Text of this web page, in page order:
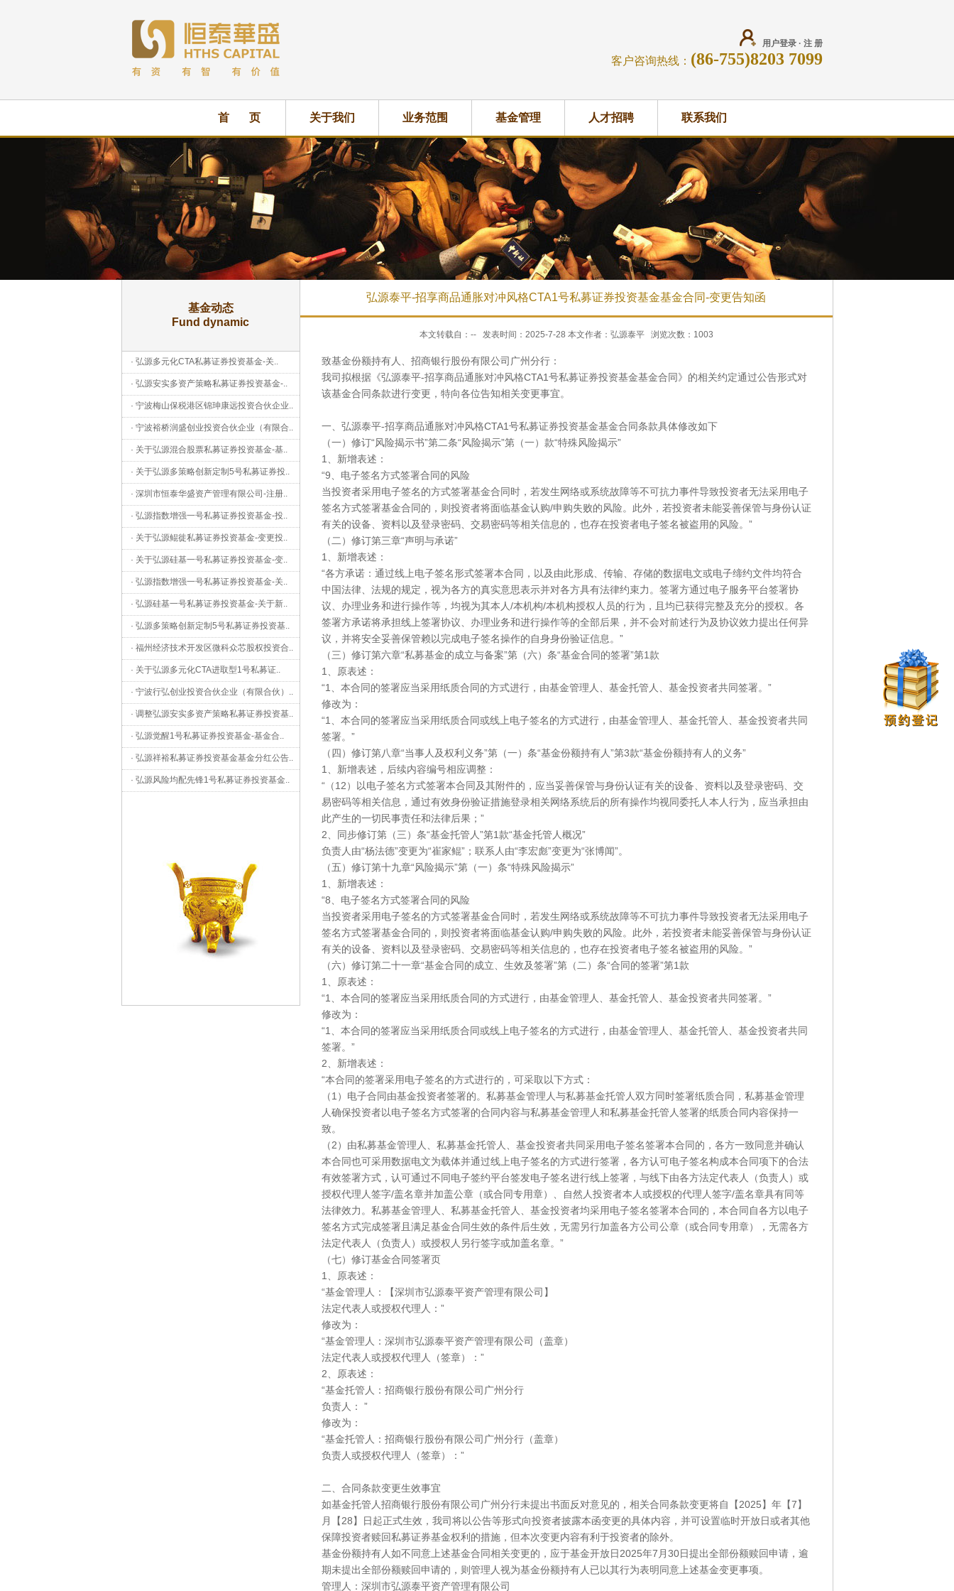
用户登录 · 注 册
客户咨询热线： (86-755)8203 7099
首 页 关于我们 业务范围 基金管理 人才招聘 联系我们
基金动态
Fund dynamic
· 弘源多元化CTA私募证券投资基金-关..
· 弘源安实多资产策略私募证券投资基金-..
· 宁波梅山保税港区锦珅康远投资合伙企业..
· 宁波裕桥润盛创业投资合伙企业（有限合..
· 关于弘源混合股票私募证券投资基金-基..
· 关于弘源多策略创新定制5号私募证券投..
· 深圳市恒泰华盛资产管理有限公司-注册..
· 弘源指数增强一号私募证券投资基金-投..
· 关于弘源鲲徙私募证券投资基金-变更投..
· 关于弘源硅基一号私募证券投资基金-变..
· 弘源指数增强一号私募证券投资基金-关..
· 弘源硅基一号私募证券投资基金-关于新..
· 弘源多策略创新定制5号私募证券投资基..
· 福州经济技术开发区微科众芯股权投资合..
· 关于弘源多元化CTA进取型1号私募证..
· 宁波行弘创业投资合伙企业（有限合伙） ..
· 调整弘源安实多资产策略私募证券投资基..
· 弘源觉醒1号私募证券投资基金-基金合..
· 弘源祥裕私募证券投资基金基金分红公告..
· 弘源风险均配先锋1号私募证券投资基金..
弘源泰平-招享商品通胀对冲风格CTA1号私募证券投资基金基金合同-变更告知函
本文转载自：-- 发表时间：2025-7-28 本文作者：弘源泰平 浏览次数：1003
致基金份额持有人、招商银行股份有限公司广州分行：
我司拟根据《弘源泰平-招享商品通胀对冲风格CTA1号私募证券投资基金基金合同》的相关约定通过公告形式对
该基金合同条款进行变更，特向各位告知相关变更事宜。
一、弘源泰平-招享商品通胀对冲风格CTA1号私募证券投资基金基金合同条款具体修改如下
（一）修订“风险揭示书”第二条“风险揭示”第（一）款“特殊风险揭示”
1、新增表述：
“9、电子签名方式签署合同的风险
当投资者采用电子签名的方式签署基金合同时，若发生网络或系统故障等不可抗力事件导致投资者无法采用电子
签名方式签署基金合同的，则投资者将面临基金认购/申购失败的风险。此外，若投资者未能妥善保管与身份认证
有关的设备、资料以及登录密码、交易密码等相关信息的，也存在投资者电子签名被盗用的风险。”
（二）修订第三章“声明与承诺”
1、新增表述：
“各方承诺：通过线上电子签名形式签署本合同，以及由此形成、传输、存储的数据电文或电子缔约文件均符合
中国法律、法规的规定，视为各方的真实意思表示并对各方具有法律约束力。签署方通过电子服务平台签署协
议、办理业务和进行操作等，均视为其本人/本机构/本机构授权人员的行为，且均已获得完整及充分的授权。各
签署方承诺将承担线上签署协议、办理业务和进行操作等的全部后果，并不会对前述行为及协议效力提出任何异
议，并将安全妥善保管赖以完成电子签名操作的自身身份验证信息。”
（三）修订第六章“私募基金的成立与备案”第（六）条“基金合同的签署”第1款
1、原表述：
“1、本合同的签署应当采用纸质合同的方式进行，由基金管理人、基金托管人、基金投资者共同签署。”
修改为：
“1、本合同的签署应当采用纸质合同或线上电子签名的方式进行，由基金管理人、基金托管人、基金投资者共同
签署。”
（四）修订第八章“当事人及权利义务”第（一）条“基金份额持有人”第3款“基金份额持有人的义务”
1、新增表述，后续内容编号相应调整：
“（12）以电子签名方式签署本合同及其附件的，应当妥善保管与身份认证有关的设备、资料以及登录密码、交
易密码等相关信息，通过有效身份验证措施登录相关网络系统后的所有操作均视同委托人本人行为，应当承担由
此产生的一切民事责任和法律后果；”
2、同步修订第（三）条“基金托管人”第1款“基金托管人概况”
负责人由“杨法德”变更为“崔家鲲”；联系人由“李宏彪”变更为“张博闻”。
（五）修订第十九章“风险揭示”第（一）条“特殊风险揭示”
1、新增表述：
“8、电子签名方式签署合同的风险
当投资者采用电子签名的方式签署基金合同时，若发生网络或系统故障等不可抗力事件导致投资者无法采用电子
签名方式签署基金合同的，则投资者将面临基金认购/申购失败的风险。此外，若投资者未能妥善保管与身份认证
有关的设备、资料以及登录密码、交易密码等相关信息的，也存在投资者电子签名被盗用的风险。”
（六）修订第二十一章“基金合同的成立、生效及签署”第（二）条“合同的签署”第1款
1、原表述：
“1、本合同的签署应当采用纸质合同的方式进行，由基金管理人、基金托管人、基金投资者共同签署。”
修改为：
“1、本合同的签署应当采用纸质合同或线上电子签名的方式进行，由基金管理人、基金托管人、基金投资者共同
签署。”
2、新增表述：
“本合同的签署采用电子签名的方式进行的，可采取以下方式：
（1）电子合同由基金投资者签署的。私募基金管理人与私募基金托管人双方同时签署纸质合同，私募基金管理
人确保投资者以电子签名方式签署的合同内容与私募基金管理人和私募基金托管人签署的纸质合同内容保持一
致。
（2）由私募基金管理人、私募基金托管人、基金投资者共同采用电子签名签署本合同的，各方一致同意并确认
本合同也可采用数据电文为载体并通过线上电子签名的方式进行签署，各方认可电子签名构成本合同项下的合法
有效签署方式，认可通过不同电子签约平台签发电子签名进行线上签署，与线下由各方法定代表人（负责人）或
授权代理人签字/盖名章并加盖公章（或合同专用章）、自然人投资者本人或授权的代理人签字/盖名章具有同等
法律效力。私募基金管理人、私募基金托管人、基金投资者均采用电子签名签署本合同的，本合同自各方以电子
签名方式完成签署且满足基金合同生效的条件后生效，无需另行加盖各方公司公章（或合同专用章），无需各方
法定代表人（负责人）或授权人另行签字或加盖名章。”
（七）修订基金合同签署页
1、原表述：
“基金管理人：【深圳市弘源泰平资产管理有限公司】
法定代表人或授权代理人：”
修改为：
“基金管理人：深圳市弘源泰平资产管理有限公司（盖章）
法定代表人或授权代理人（签章）：”
2、原表述：
“基金托管人：招商银行股份有限公司广州分行
负责人： ”
修改为：
“基金托管人：招商银行股份有限公司广州分行（盖章）
负责人或授权代理人（签章）：”
二、合同条款变更生效事宜
如基金托管人招商银行股份有限公司广州分行未提出书面反对意见的，相关合同条款变更将自【2025】年【7】
月【28】日起正式生效，我司将以公告等形式向投资者披露本函变更的具体内容，并可设置临时开放日或者其他
保障投资者赎回私募证券基金权利的措施，但本次变更内容有利于投资者的除外。
基金份额持有人如不同意上述基金合同相关变更的，应于基金开放日2025年7月30日提出全部份额赎回申请，逾
期未提出全部份额赎回申请的，则管理人视为基金份额持有人已以其行为表明同意上述基金变更事项。
管理人：深圳市弘源泰平资产管理有限公司